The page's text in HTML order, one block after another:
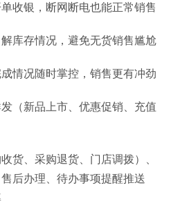
收银，断网断电也能正常销售
解库存情况，避免无货销售尴尬
情况随时掌控，销售更有冲劲
（新品上市、优惠促销、充值
货、采购退货、门店调拨）、
后办理、待办事项提醒推送